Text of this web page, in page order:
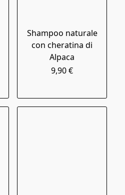
Shampoo naturale
con cheratina di
Alpaca
9,90 €